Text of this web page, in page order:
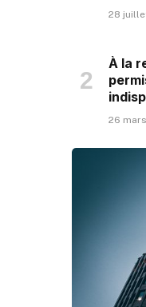
28
À la
26